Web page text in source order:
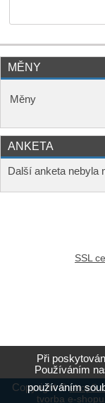
MĚNY
Měny
ANKETA
Další anketa nebyla
SSL
Copyright ©
tvorba e-shopu
Při
Používáním
používáním